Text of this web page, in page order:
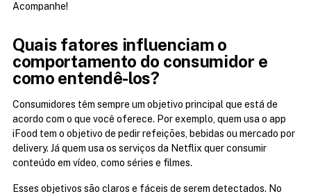
Acompanhe!
Quais fatores influenciam o
comportamento do consumidor e
como entendê-los?
Consumidores têm sempre um objetivo principal que está de
acordo com o que você oferece. Por exemplo, quem usa o app
iFood tem o objetivo de pedir refeições, bebidas ou mercado por
delivery. Já quem usa os serviços da Netflix quer consumir
conteúdo em vídeo, como séries e filmes.
Esses objetivos são claros e fáceis de serem detectados. No